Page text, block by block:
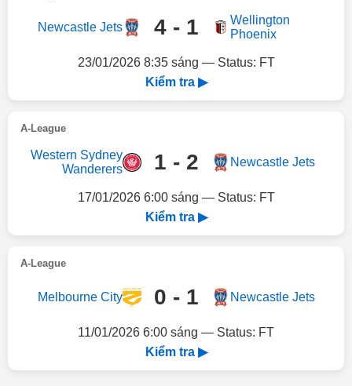
Newcastle Jets 4 - 1
Wellington
Phoenix
23/01/2026 8:35 sáng — Status: FT
Kiểm tra ▶
A-League
Western Sydney
Wanderers
1 - 2 Newcastle Jets
17/01/2026 6:00 sáng — Status: FT
Kiểm tra ▶
A-League
Melbourne City 0 - 1 Newcastle Jets
11/01/2026 6:00 sáng — Status: FT
Kiểm tra ▶